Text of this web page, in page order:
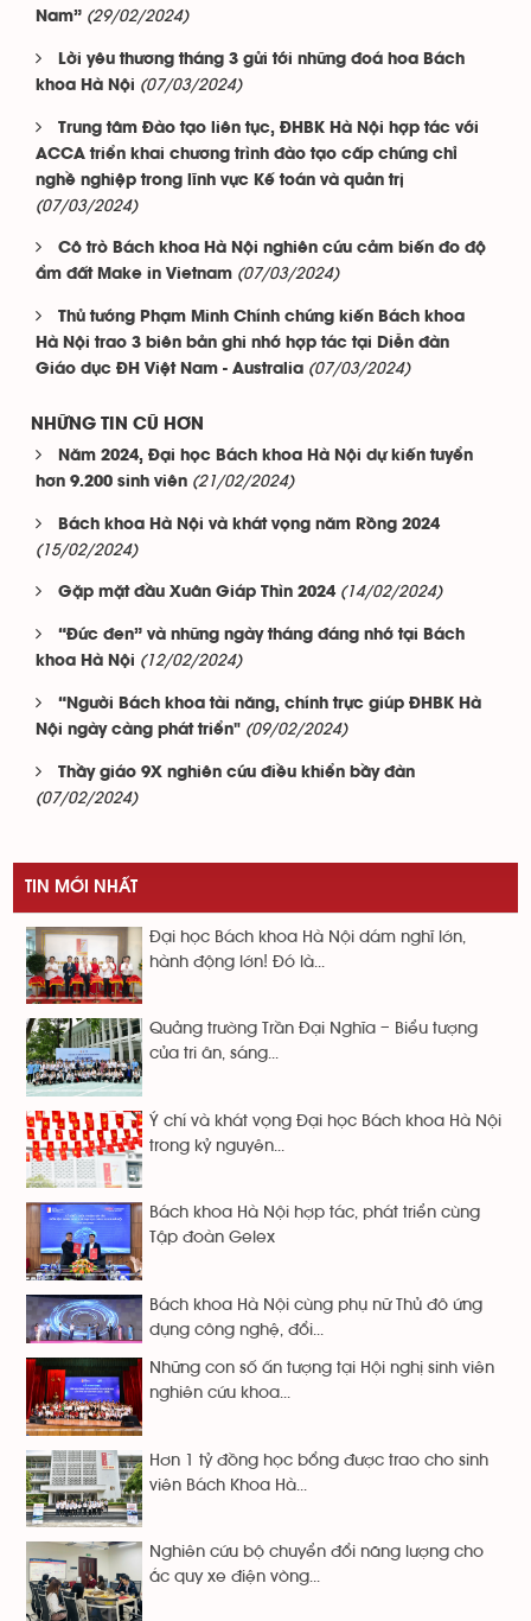
Nam” (29/02/2024)
Lời yêu thương tháng 3 gửi tới những đoá hoa Bách
khoa Hà Nội (07/03/2024)
Trung tâm Đào tạo liên tục, ĐHBK Hà Nội hợp tác với
ACCA triển khai chương trình đào tạo cấp chứng chỉ
nghề nghiệp trong lĩnh vực Kế toán và quản trị
(07/03/2024)
Cô trò Bách khoa Hà Nội nghiên cứu cảm biến đo độ
ẩm đất Make in Vietnam (07/03/2024)
Thủ tướng Phạm Minh Chính chứng kiến Bách khoa
Hà Nội trao 3 biên bản ghi nhớ hợp tác tại Diễn đàn
Giáo dục ĐH Việt Nam - Australia (07/03/2024)
NHỮNG TIN CŨ HƠN
Năm 2024, Đại học Bách khoa Hà Nội dự kiến tuyển
hơn 9.200 sinh viên (21/02/2024)
Bách khoa Hà Nội và khát vọng năm Rồng 2024
(15/02/2024)
Gặp mặt đầu Xuân Giáp Thìn 2024 (14/02/2024)
“Đức đen” và những ngày tháng đáng nhớ tại Bách
khoa Hà Nội (12/02/2024)
“Người Bách khoa tài năng, chính trực giúp ĐHBK Hà
Nội ngày càng phát triển" (09/02/2024)
Thầy giáo 9X nghiên cứu điều khiển bầy đàn
(07/02/2024)
TIN MỚI NHẤT
Đại học Bách khoa Hà Nội dám nghĩ lớn,
hành động lớn! Đó là...
Quảng trường Trần Đại Nghĩa – Biểu tượng
của tri ân, sáng...
Ý chí và khát vọng Đại học Bách khoa Hà Nội
trong kỷ nguyên...
Bách khoa Hà Nội hợp tác, phát triển cùng
Tập đoàn Gelex
Bách khoa Hà Nội cùng phụ nữ Thủ đô ứng
dụng công nghệ, đổi...
Những con số ấn tượng tại Hội nghị sinh viên
nghiên cứu khoa...
Hơn 1 tỷ đồng học bổng được trao cho sinh
viên Bách Khoa Hà...
Nghiên cứu bộ chuyển đổi năng lượng cho
ắc quy xe điện vòng...